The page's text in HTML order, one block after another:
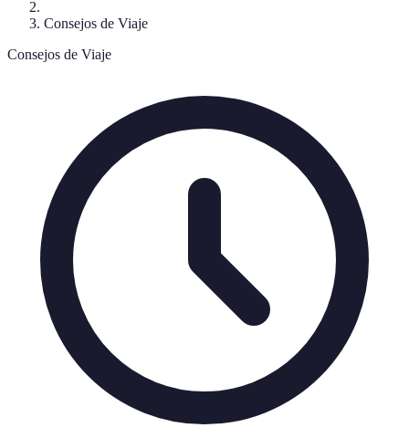
Consejos de Viaje
Consejos de Viaje